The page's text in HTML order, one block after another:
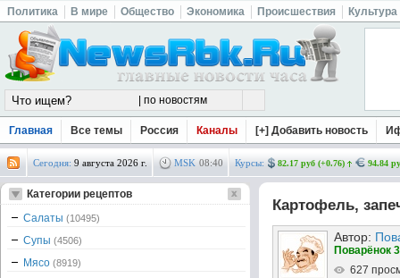
Политика В мире Общество Экономика Происшествия Культура
Главная Все темы Россия Каналы [+] Добавить новость
Сегодня: 9 августа 2026 г. MSK 08:40 Курсы: 82.17 руб (+0.76) 94.84
Картофель,
Автор:
Поварёнок
627
Категории рецептов
Салаты (10495)
Супы (4506)
Мясо (8919)